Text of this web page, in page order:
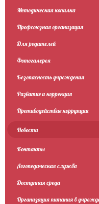
Методическая копилка
Профсоюзная организация
Для родителей
Фотогалерея
Безопасность учреждения
Развитие и коррекция
Противодействие коррупции
Новости
Контакты
Логопедическая служба
Доступная среда
Организация питания в